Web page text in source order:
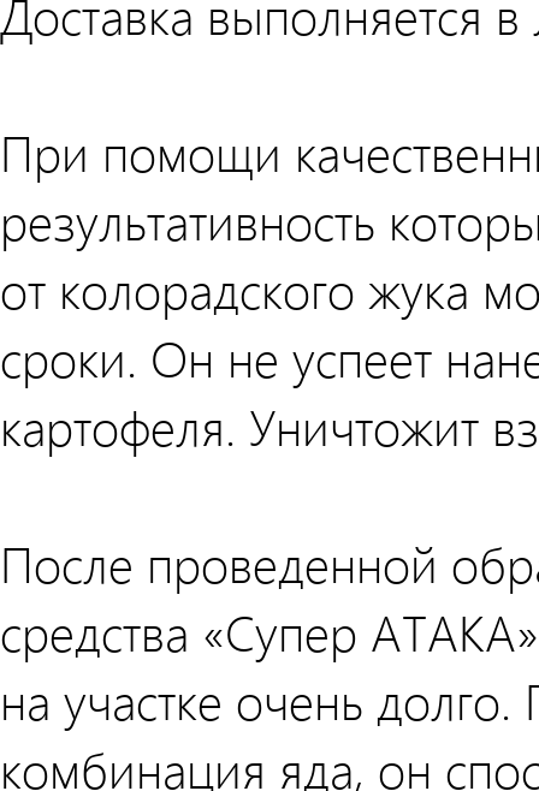
Доставка выполняется
При помощи
результативность
от колорадского жука
сроки. Он не успеет
картофеля. Уничтожит
После проведенной
средства «Супер
на участке очень
комбинация яда, он